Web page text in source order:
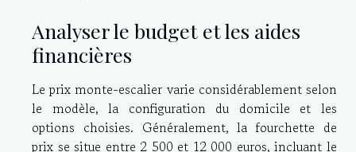
Analyser le budget et les aides
financières
Le prix monte-escalier varie considérablement selon
le modèle, la configuration du domicile et les
options choisies. Généralement, la fourchette de
prix se situe entre 2 500 et 12 000 euros, incluant le